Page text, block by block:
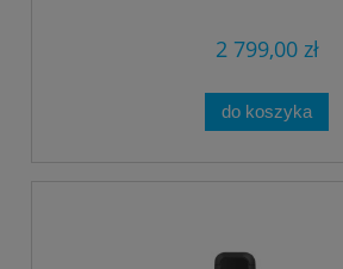
2 799,00 zł
do koszyka